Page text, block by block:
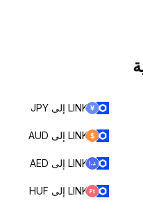
LINK إلى JPY
LINK إلى AUD
LINK إلى AED
LINK إلى HUF